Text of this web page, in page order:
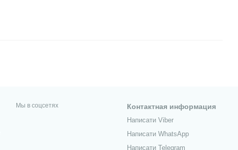
Мы в соцсетях Контактная информация
Написати Viber
Написати WhatsApp
Написати Telegram